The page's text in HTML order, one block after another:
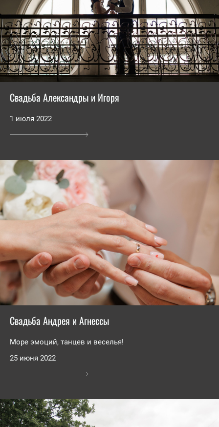
Свадьба Александры и Игоря
1 июля 2022
Свадьба Андрея и Агнессы
Море эмоций, танцев и веселья!
25 июня 2022